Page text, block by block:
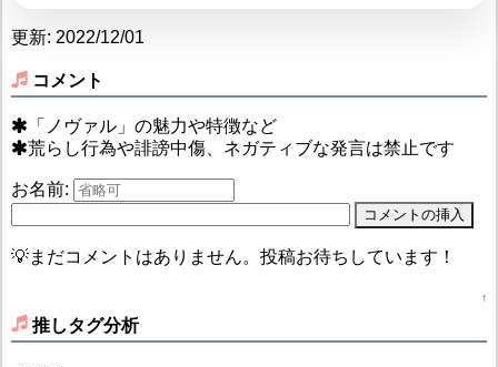
更新: 2022/12/01
コメント
「ノヴァル」の魅力や特徴など
荒らし行為や誹謗中傷、ネガティブな発言は禁止です
お名前:
💡まだコメントはありません。投稿お待ちしています！
↑
推しタグ分析